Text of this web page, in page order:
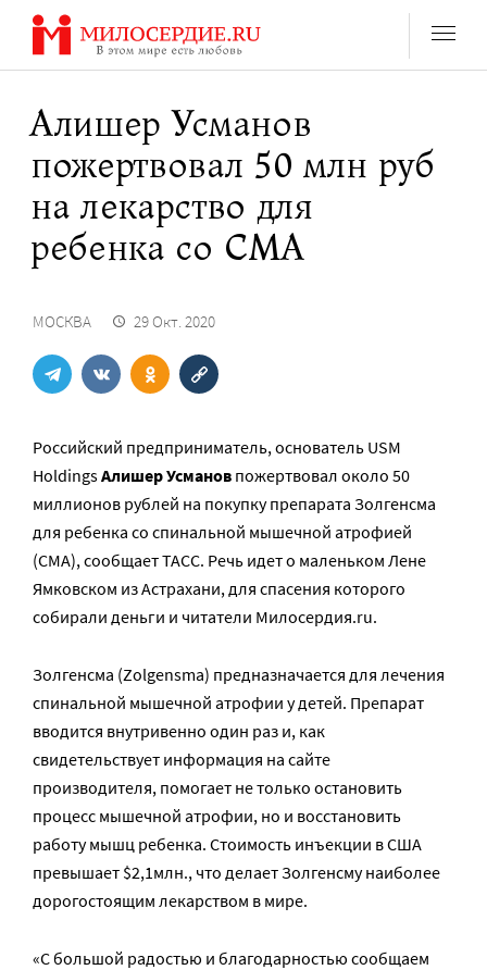
Перейти
содержанию
Алишер Усманов
пожертвовал 50 млн руб
на лекарство для
ребенка со СМА
МОСКВА 29 Окт. 2020
Российский предприниматель, основатель USM
HoldingsАлишер Усманов пожертвовал около 50
миллионов рублей на покупку препарата Золгенсма
для ребенка со спинальной мышечной атрофией
(СМА), сообщает ТАСС. Речь идет о маленьком Лене
Ямковском из Астрахани, для спасения которого
собирали деньги и читатели Милосердия.ru.
Золгенсма (Zolgensma) предназначается для лечения
спинальной мышечной атрофии у детей. Препарат
вводится внутривенно один раз и, как
свидетельствует информация на сайте
производителя, помогает не только остановить
процесс мышечной атрофии, но и восстановить
работу мышц ребенка. Стоимость инъекции в США
превышает $2,1млн., что делает Золгенсму наиболее
дорогостоящим лекарством в мире.
«С большой радостью и благодарностью сообщаем